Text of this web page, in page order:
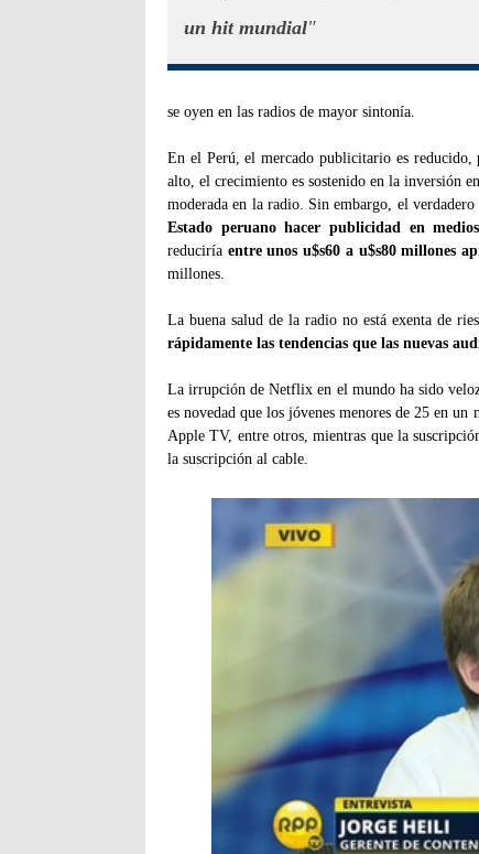
un hit mundial"
se oyen en las radios de mayor sintonía.
En el Perú, el mercado publicitario es reducido,
alto, el crecimiento es sostenido en la inversión
moderada en la radio. Sin embargo, el
Estado peruano hacer publicidad en
reduciría entre unos u$s60 a u$s80 millones
millones.
La buena salud de la radio no está exenta de
rápidamente las tendencias que las nuevas
La irrupción de Netflix en el mundo ha sido
es novedad que los jóvenes menores de 25 en
Apple TV, entre otros, mientras que la
la suscripción al cable.